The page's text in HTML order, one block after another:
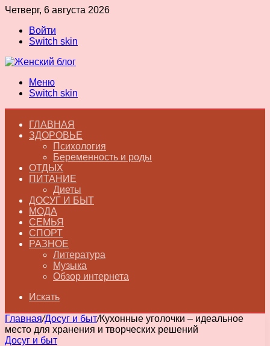
Четверг, 6 августа 2026
Войти
Switch skin
Меню
Switch skin
ГЛАВНАЯ
ЗДОРОВЬЕ
Психология
Беременность и роды
ОТДЫХ
ПИТАНИЕ
Диеты
ДОСУГ И БЫТ
МОДА
СЕМЬЯ
СПОРТ
РАЗНОЕ
Литература
Музыка
Обзор интернета
Искать
Главная/Досуг и быт/Кухонные уголочки – идеальное
место для хранения и творческих решений
Досуг и быт